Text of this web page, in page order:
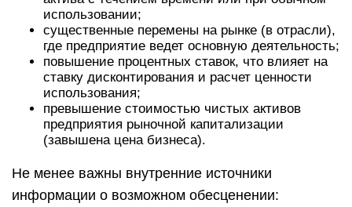
использовании;
существенные перемены на рынке (в отрасли),
где предприятие ведет основную деятельность;
повышение процентных ставок, что влияет на
ставку дисконтирования и расчет ценности
использования;
превышение стоимостью чистых активов
предприятия рыночной капитализации
(завышена цена бизнеса).
Не менее важны внутренние источники
информации о возможном обесценении: